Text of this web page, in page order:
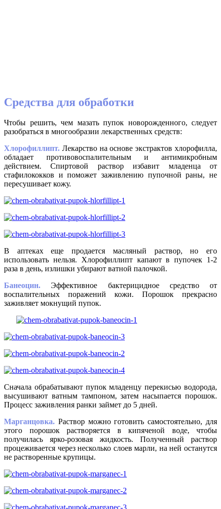
Средства для обработки
Чтобы решить, чем мазать пупок новорожденного, следует
разобраться в многообразии лекарственных средств:
Хлорофиллипт. Лекарство на основе экстрактов хлорофилла,
обладает противовоспалительным и антимикробным
действием. Спиртовой раствор избавит младенца от
стафилококков и поможет заживлению пупочной раны, не
пересушивает кожу.
В аптеках еще продается масляный раствор, но его
использовать нельзя. Хлорофиллипт капают в пупочек 1-2
раза в день, излишки убирают ватной палочкой.
Банеоцин. Эффективное бактерицидное средство от
воспалительных поражений кожи. Порошок прекрасно
заживляет мокнущий пупок.
Сначала обрабатывают пупок младенцу перекисью водорода,
высушивают ватным тампоном, затем насыпается порошок.
Процесс заживления ранки займет до 5 дней.
Марганцовка. Раствор можно готовить самостоятельно, для
этого порошок растворяется в кипяченой воде, чтобы
получилась ярко-розовая жидкость. Полученный раствор
процеживается через несколько слоев марли, на ней останутся
не растворенные крупицы.